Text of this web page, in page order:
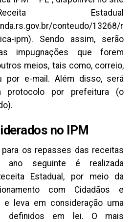
Estadual
conteudo/13268/
ipm). Sendo assim, serão
impugnações que forem
meios, tais como, correio,
por e-mail. Além disso, será
protocolo por prefeitura (o
no IPM
os repasses das receitas
ano seguinte é realizada
Estadual, por meio da
com Cidadãos e
e leva em consideração uma
definidos em lei. O mais